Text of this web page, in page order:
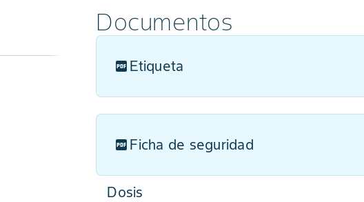
Documentos
Etiqueta
Ficha de seguridad
Dosis